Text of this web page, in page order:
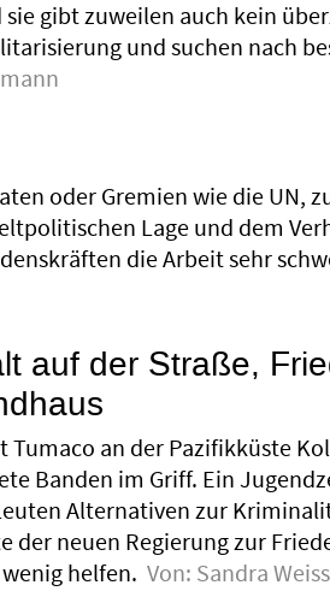
gibt zuweilen auch kein
und suchen nach
oder Gremien wie die UN,
Lage und dem
die Arbeit sehr
auf der Straße,
Tumaco an der Pazifikküste
Banden im Griff. Ein
Alternativen zur
der neuen Regierung zur
helfen. Von: Sandra Weiss